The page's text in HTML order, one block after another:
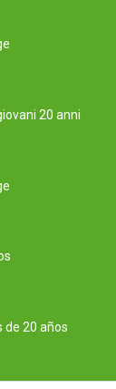
20 anni
de 20 años